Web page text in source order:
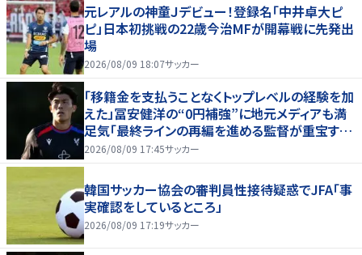
元レアルの神童Ｊデビュー！登録名「中井卓大ピ
ピ」日本初挑戦の22歳今治MFが開幕戦に先発出
場
2026/08/09 18:07サッカー
「移籍金を支払うことなくトップレベルの経験を加
えた」冨安健洋の“0円補強”に地元メディアも満
足気「最終ラインの再編を進める監督が重宝する
柔軟性を備えている」
2026/08/09 17:45サッカー
韓国サッカー協会の審判員性接待疑惑でJFA「事
実確認をしているところ」
2026/08/09 17:19サッカー